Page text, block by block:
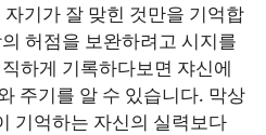
기가 잘 맞힌 것만을 기억합
허점을 보완하려고 시지를
하게 기록하다보면 쟈신에
주기를 알 수 있습니다. 막상
기억하는 자신의 실력보다